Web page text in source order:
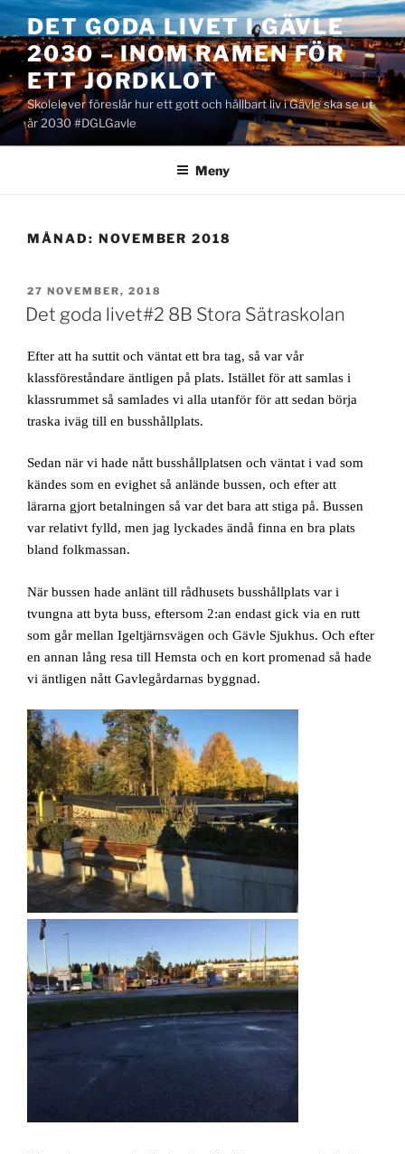
Hoppa
till
innehåll
DET GODA LIVET I GÄVLE
2030 – INOM RAMEN FÖR
ETT JORDKLOT
Skolelever föreslår hur ett gott och hållbart liv i Gävle ska se ut
år 2030 #DGLGavle
Meny
MÅNAD: NOVEMBER 2018
PUBLICERAT
27 NOVEMBER, 2018
Det goda livet#2 8B Stora Sätraskolan
Efter att ha suttit och väntat ett bra tag, så var vår
klassföreståndare äntligen på plats. Istället för att samlas i
klassrummet så samlades vi alla utanför för att sedan börja
traska iväg till en busshållplats.
Sedan när vi hade nått busshållplatsen och väntat i vad som
kändes som en evighet så anlände bussen, och efter att
lärarna gjort betalningen så var det bara att stiga på. Bussen
var relativt fylld, men jag lyckades ändå finna en bra plats
bland folkmassan.
När bussen hade anlänt till rådhusets busshållplats var i
tvungna att byta buss, eftersom 2:an endast gick via en rutt
som går mellan Igeltjärnsvägen och Gävle Sjukhus. Och efter
en annan lång resa till Hemsta och en kort promenad så hade
vi äntligen nått Gavlegårdarnas byggnad.